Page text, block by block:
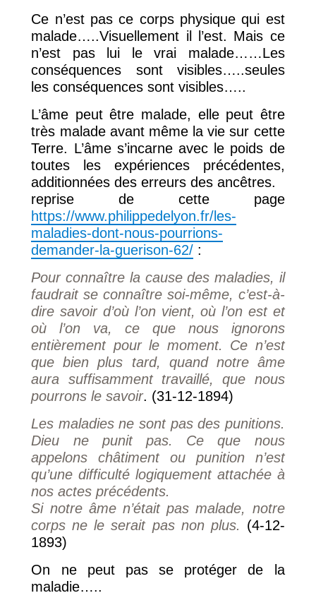
Ce n’est pas ce corps physique qui est
malade…..Visuellement il l’est. Mais ce
n’est pas lui le vrai malade……Les
conséquences sont visibles…..seules
les conséquences sont visibles…..
L’âme peut être malade, elle peut être
très malade avant même la vie sur cette
Terre. L’âme s’incarne avec le poids de
toutes les expériences précédentes,
additionnées des erreurs des ancêtres.
reprise de cette page
https://www.philippedelyon.fr/les-
maladies-dont-nous-pourrions-
demander-la-guerison-62/ :
Pour connaître la cause des maladies, il
faudrait se connaître soi-même, c’est-à-
dire savoir d’où l’on vient, où l’on est et
où l’on va, ce que nous ignorons
entièrement pour le moment. Ce n’est
que bien plus tard, quand notre âme
aura suffisamment travaillé, que nous
pourrons le savoir. (31-12-1894)
Les maladies ne sont pas des punitions.
Dieu ne punit pas. Ce que nous
appelons châtiment ou punition n’est
qu’une difficulté logiquement attachée à
nos actes précédents.
Si notre âme n’était pas malade, notre
corps ne le serait pas non plus. (4-12-
1893)
On ne peut pas se protéger de la
maladie…..